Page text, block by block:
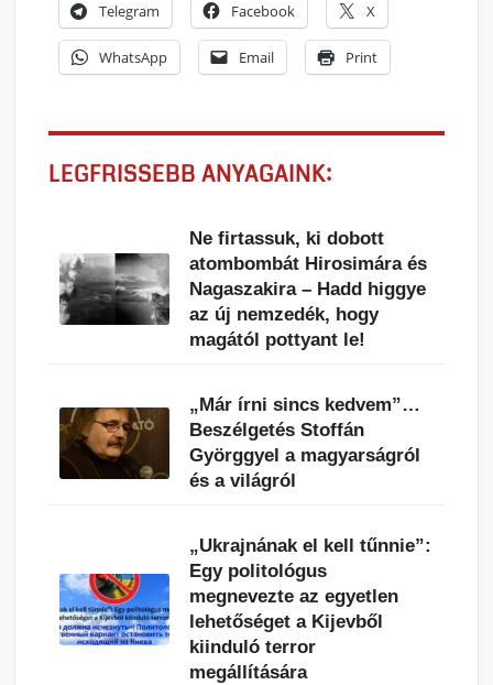
Telegram Facebook X
WhatsApp Email Print
LEGFRISSEBB ANYAGAINK:
Ne firtassuk, ki dobott
atombombát Hirosimára és
Nagaszakira – Hadd higgye
az új nemzedék, hogy
magától pottyant le!
„Már írni sincs kedvem”…
Beszélgetés Stoffán
Györggyel a magyarságról
és a világról
„Ukrajnának el kell tűnnie”:
Egy politológus
megnevezte az egyetlen
lehetőséget a Kijevből
kiinduló terror
megállítására